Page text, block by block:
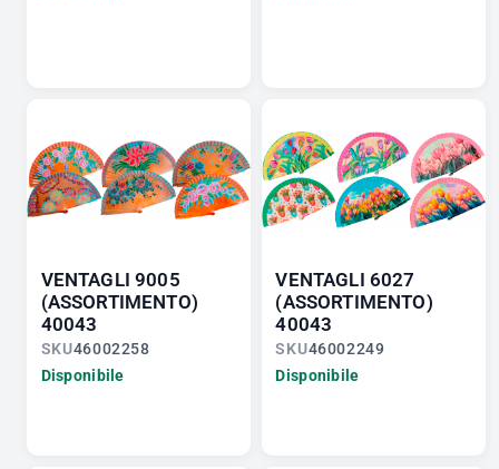
VENTAGLI 9005
(ASSORTIMENTO)
40043
SKU46002258
Disponibile
VENTAGLI 6027
(ASSORTIMENTO)
40043
SKU46002249
Disponibile